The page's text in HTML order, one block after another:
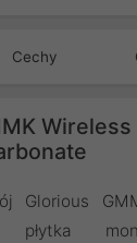
Cechy
Glorious
płytka